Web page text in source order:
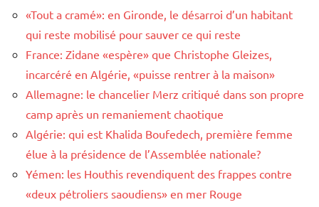
«Tout a cramé»: en Gironde, le désarroi d’un habitant
qui reste mobilisé pour sauver ce qui reste
France: Zidane «espère» que Christophe Gleizes,
incarcéré en Algérie, «puisse rentrer à la maison»
Allemagne: le chancelier Merz critiqué dans son propre
camp après un remaniement chaotique
Algérie: qui est Khalida Boufedech, première femme
élue à la présidence de l’Assemblée nationale?
Yémen: les Houthis revendiquent des frappes contre
«deux pétroliers saoudiens» en mer Rouge